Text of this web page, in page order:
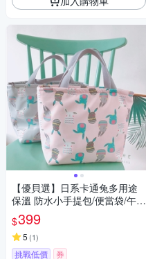
【優貝選】日系卡通兔多用途
保溫 防水小手提包/便當袋/午餐
提包(4色)
$399
5 (1)
挑戰低價 券